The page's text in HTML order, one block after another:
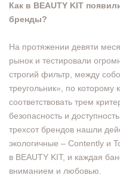
Как в BEAUTY KIT
бренды?
На протяжении девяти
рынок и тестировали
строгий фильтр, между
треугольник», по которому
соответствовать трем
безопасность и
трехсот брендов нашли
экологичные – Contently и
в BEAUTY KIT, и каждая
вниманием и любовью.